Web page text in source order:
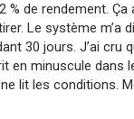
de rendement. Ça
Le système m’a
30 jours. J’ai cru
en minuscule dans
lit les conditions.